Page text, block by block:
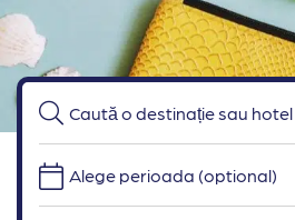
Alege perioada (optional)